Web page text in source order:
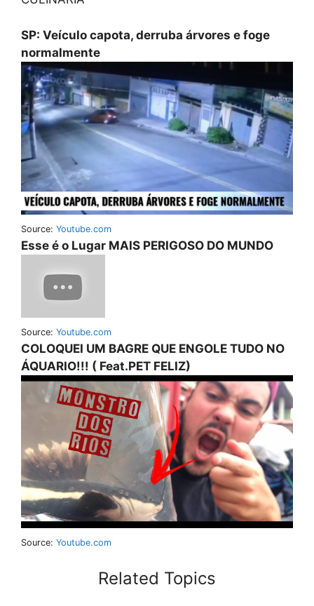
SP: Veículo capota, derruba árvores e foge
normalmente
Source: Youtube.com
Esse é o Lugar MAIS PERIGOSO DO MUNDO
Source: Youtube.com
COLOQUEI UM BAGRE QUE ENGOLE TUDO NO
ÁQUARIO!!! ( Feat.PET FELIZ)
Source: Youtube.com
Related Topics